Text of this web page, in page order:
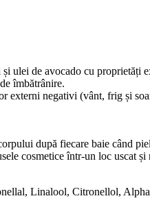
ulei de avocado cu proprietăți
îmbătrânire.
externi negativi (vânt, frig și
după fiecare baie când
cosmetice într-un loc uscat și
Linalool, Citronellol,